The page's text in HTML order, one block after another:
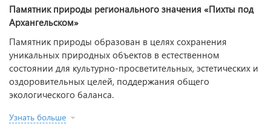
Памятник природы регионального значения «Пихты под
Архангельском»
Памятник природы образован в целях сохранения
уникальных природных объектов в естественном
состоянии для культурно-просветительных, эстетических и
оздоровительных целей, поддержания общего
экологического баланса.
Узнать больше